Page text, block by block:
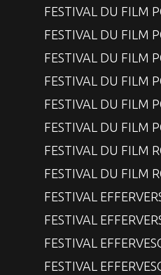
FESTIVAL DU FILM
FESTIVAL DU FILM
FESTIVAL DU FILM
FESTIVAL DU FILM
FESTIVAL DU FILM
FESTIVAL DU FILM
FESTIVAL DU FILM
FESTIVAL DU FILM
FESTIVAL
FESTIVAL
FESTIVAL
FESTIVAL